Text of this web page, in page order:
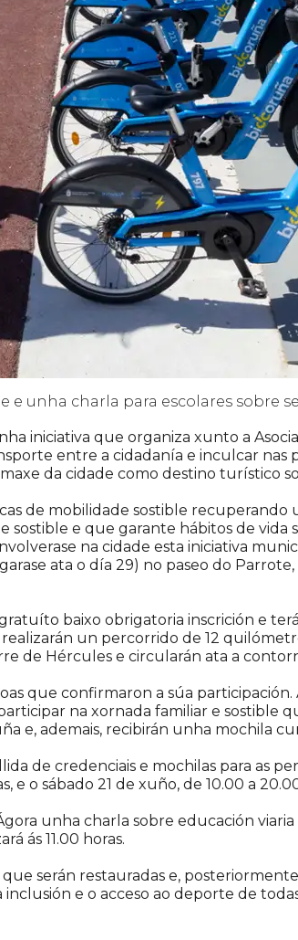
unha charla para escolares sobre
iniciativa que organiza xunto a
entre a cidadanía e inculcar nas
da cidade como destino turístico
de mobilidade sostible recuperando
e que garante hábitos de vida
na cidade esta iniciativa
ata o día 29) no paseo do
baixo obrigatoria inscrición e
un percorrido de 12
de Hércules e circularán ata a
que confirmaron a súa participación.
na xornada familiar e sostible
e, ademais, recibirán unha mochila
de credenciais e mochilas para as
e o sábado 21 de xuño, de 10.00 a
unha charla sobre educación
ás 11.00 horas.
serán restauradas e,
e o acceso ao deporte de todas